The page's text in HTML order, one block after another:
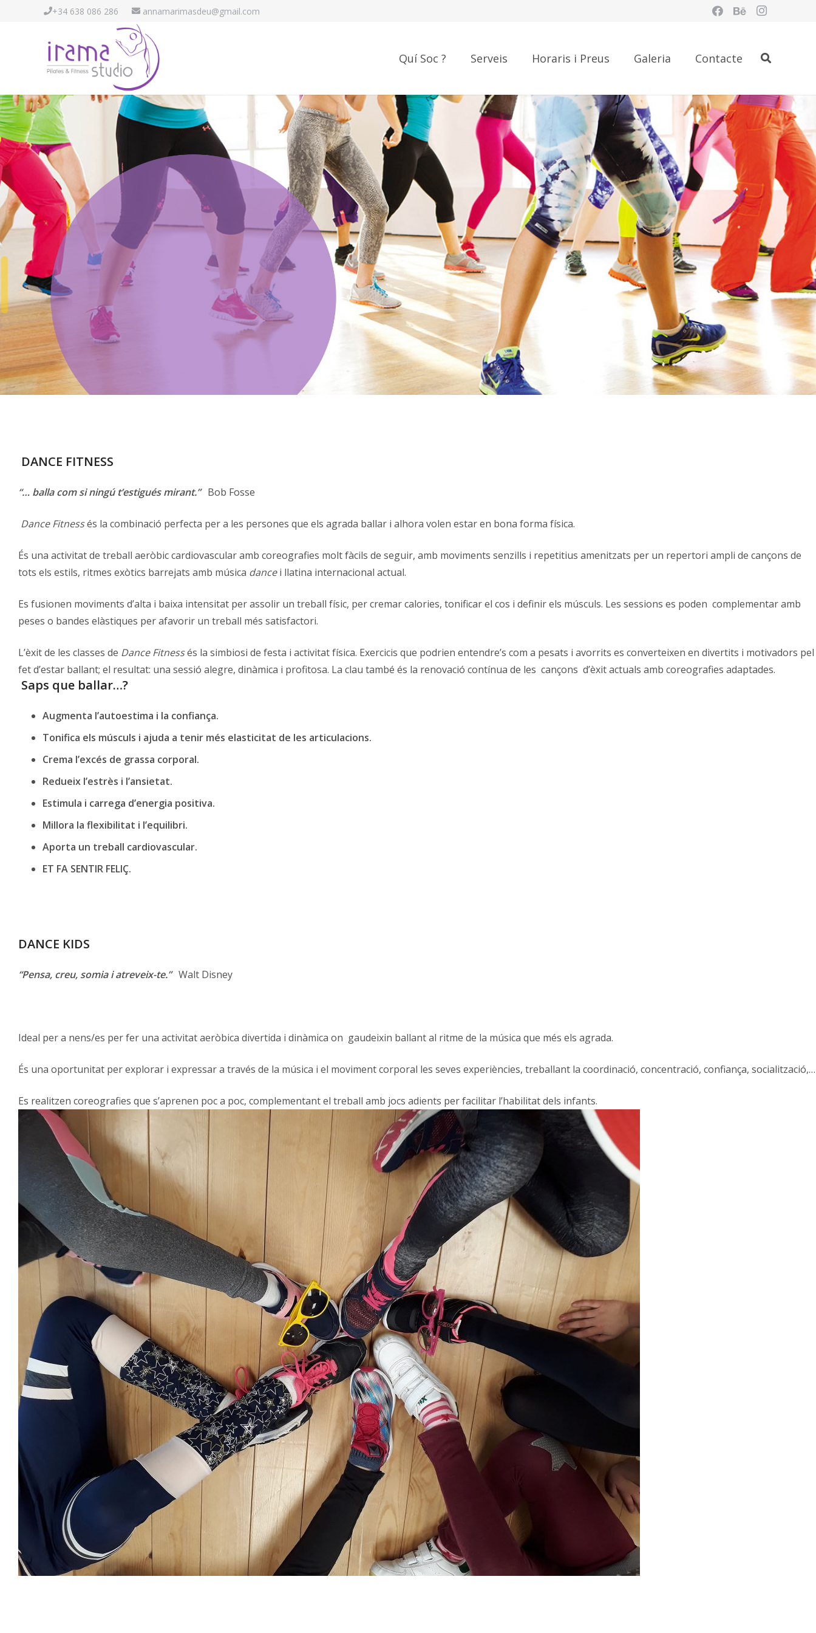
+34 638 086 286 annamarimasdeu@gmail.com
Quí Soc ? Serveis Horaris i Preus Galeria Contacte
DANCE Fitness
DANCE FITNESS
“… balla com si ningú t’estigués mirant.” Bob Fosse
Dance Fitnessés la combinació perfecta per a les persones que els agrada ballar i alhora volen estar en bona forma física.
És una activitat de treball aeròbic cardiovascular amb coreografies molt fàcils de seguir, amb moviments senzills i repetitius amenitzats per un repertori ampli de cançons de
tots els estils, ritmes exòtics barrejats amb música dancei llatina internacional actual.
Es fusionen moviments d’alta i baixa intensitat per assolir un treball físic, per cremar calories, tonificar el cos i definir els músculs. Les sessions es poden complementar amb
peses o bandes elàstiques per afavorir un treball més satisfactori.
L’èxit de les classes de Dance Fitnessés la simbiosi de festa i activitat física. Exercicis que podrien entendre’s com a pesats i avorrits es converteixen en divertits i motivadors pel
fet d’estar ballant; el resultat: una sessió alegre, dinàmica i profitosa. La clau també és la renovació contínua de les cançons d’èxit actuals amb coreografies adaptades.
Saps que ballar…?
Augmenta l’autoestima i la confiança.
Tonifica els músculs i ajuda a tenir més elasticitat de les articulacions.
Crema l’excés de grassa corporal.
Redueix l’estrès i l’ansietat.
Estimula i carrega d’energia positiva.
Millora la flexibilitat i l’equilibri.
Aporta un treball cardiovascular.
ET FA SENTIR FELIÇ.
DANCE KIDS
“Pensa, creu, somia i atreveix-te.” Walt Disney
Ideal per a nens/es per fer una activitat aeròbica divertida i dinàmica on gaudeixin ballant al ritme de la música que més els agrada.
És una oportunitat per explorar i expressar a través de la música i el moviment corporal les seves experiències, treballant la coordinació, concentració, confiança, socialització,…
Es realitzen coreografies que s’aprenen poc a poc, complementant el treball amb jocs adients per facilitar l’habilitat dels infants.